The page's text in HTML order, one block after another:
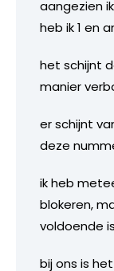
aangezien
heb ik 1 en
het schijnt
manier
er schijnt
deze
ik heb
blokeren,
voldoende
bij ons is